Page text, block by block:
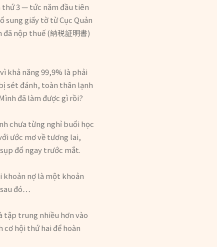
thứ 3 — tức năm đầu tiên
sung giấy tờ từ Cục Quản
nộp thuế (納税証明書)
khả năng 99,9% là phải
sét đánh, toàn thân lạnh
đã làm được gì rồi?
chưa từng nghỉ buổi học
ước mơ về tương lai,
đổ ngay trước mắt.
nợ là một khoản
đó…
tập trung nhiều hơn vào
cơ hội thứ hai để hoàn